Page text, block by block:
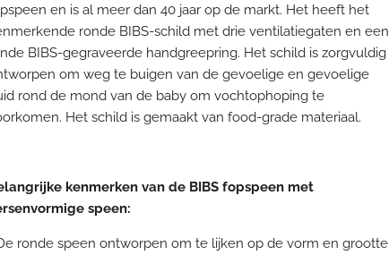
en is al meer dan 40 jaar op de markt. Het heeft het
ronde BIBS-schild met drie ventilatiegaten en een
BIBS-gegraveerde handgreepring. Het schild is zorgvuldig
om weg te buigen van de gevoelige en gevoelige
rond de mond van de baby om vochtophoping te
Het schild is gemaakt van food-grade materiaal.
kenmerken van de BIBS fopspeen met
speen:
ronde speen ontworpen om te lijken op de vorm en grootte